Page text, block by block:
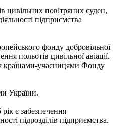
цивільних повітряних суден,
підприємства
фонду добровільної
польотів цивільної авіації.
країнами-учасницями Фонду
України.
є забезпечення
підрозділів підприємства.